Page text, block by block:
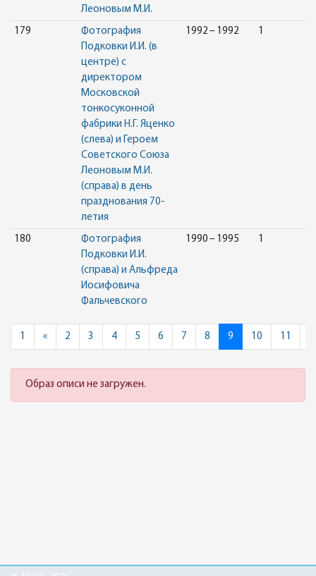
Леоновым М.И.
179
Фотография
Подковки И.И. (в
центре) с
директором
Московской
тонкосуконной
фабрики Н.Г. Яценко
(слева) и Героем
Советского Союза
Леоновым М.И.
(справа) в день
празднования 70-
летия
1992 – 1992 1
180
Фотография
Подковки И.И.
(справа) и Альфреда
Иосифовича
Фальчевского
1990 – 1995 1
1 «Previous
2 3 4 5 6 7 8 9 10 11
Образ описи не загружен.